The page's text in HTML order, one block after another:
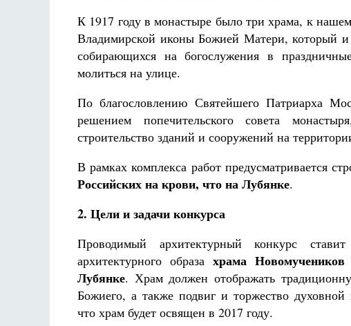
К 1917 году в монастыре было три храма, к
Владимирской иконы Божией Матери, который и
собирающихся на богослужения в
молиться на улице.
По благословлению Святейшего Патриарха
решением попечительского совета
строительство зданий и сооружений на
В рамках комплекса работ предусматривается
Российских на крови, что на Лубянке.
2. Цели и задачи конкурса
Проводимый архитектурный конкурс
архитектурного образа храма
Лубянке. Храм должен отображать
Божиего, а также подвиг и торжество
что храм будет освящен в 2017 году.